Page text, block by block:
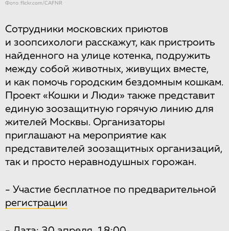
Фото: flickr.com/CAFNR
Сотрудники московских приютов
и зоопсихологи расскажут, как пристроить
найденного на улице котенка, подружить
между собой животных, живущих вместе,
и как помочь городским бездомным кошкам.
Проект «Кошки и Люди» также представит
единую зоозащитную горячую линию для
жителей Москвы. Организаторы
приглашают на мероприятие как
представителей зоозащитных организаций,
так и просто неравнодушных горожан.
- Участие бесплатное по предварительной
регистрации